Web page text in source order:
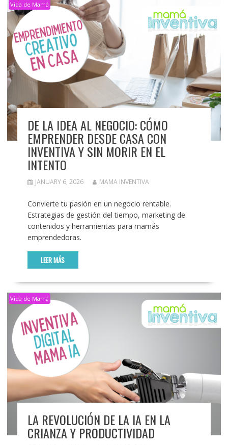
Vida de Mamá
DE LA IDEA AL NEGOCIO: CÓMO
EMPRENDER DESDE CASA CON
INVENTIVA Y SIN MORIR EN EL
INTENTO
JANUARY 6, 2026 MAMA INVENTIVA
Convierte tu pasión en un negocio rentable.
Estrategias de gestión del tiempo, marketing de
contenidos y herramientas para mamás
emprendedoras.
LEER MÁS
Vida de Mamá
LA REVOLUCIÓN DE LA IA EN LA
CRIANZA Y PRODUCTIVIDAD